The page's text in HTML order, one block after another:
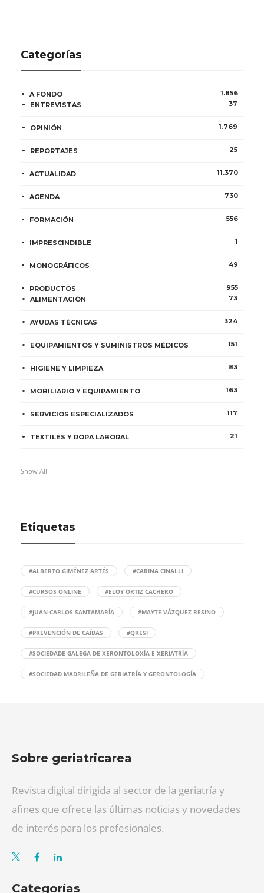
Categorías
A FONDO
1.856
ENTREVISTAS
37
OPINIÓN 1.769
REPORTAJES 25
ACTUALIDAD 11.370
AGENDA 730
FORMACIÓN 556
IMPRESCINDIBLE 1
MONOGRÁFICOS 49
PRODUCTOS
955
ALIMENTACIÓN
73
AYUDAS TÉCNICAS 324
EQUIPAMIENTOS Y SUMINISTROS MÉDICOS 151
HIGIENE Y LIMPIEZA 83
MOBILIARIO Y EQUIPAMIENTO 163
SERVICIOS ESPECIALIZADOS 117
TEXTILES Y ROPA LABORAL 21
Show All
Etiquetas
#ALBERTO GIMÉNEZ ARTÉS #CARINA CINALLI
#CURSOS ONLINE #ELOY ORTIZ CACHERO
#JUAN CARLOS SANTAMARÍA #MAYTE VÁZQUEZ RESINO
#PREVENCIÓN DE CAÍDAS #QRESI
#SOCIEDADE GALEGA DE XERONTOLOXÍA E XERIATRÍA
#SOCIEDAD MADRILEÑA DE GERIATRÍA Y GERONTOLOGÍA
Sobre geriatricarea
Revista digital dirigida al sector de la geriatría y
afines que ofrece las últimas noticias y novedades
de interés para los profesionales.
Categorías